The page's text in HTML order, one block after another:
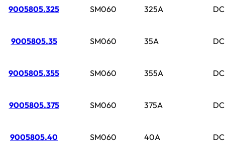
9005805.325 SM060 325A
9005805.35 SM060 35A
9005805.355 SM060 355A
9005805.375 SM060 375A
9005805.40 SM060 40A